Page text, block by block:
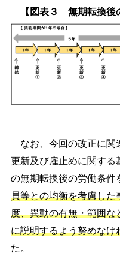
【図表３ 無期転換後
なお、今回の改正に関
更新及び雇止めに関す
の無期転換後の労働条件
員等との均衡を考慮した
度、異動の有無・範囲な
に説明するよう努めなけ
た。